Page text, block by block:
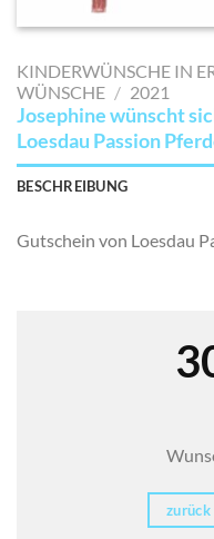
KINDERWÜNSCHE IN
WÜNSCHE / 2021
Josephine wünscht
Loesdau Passion
BESCHREIBUNG
Gutschein von Loesdau